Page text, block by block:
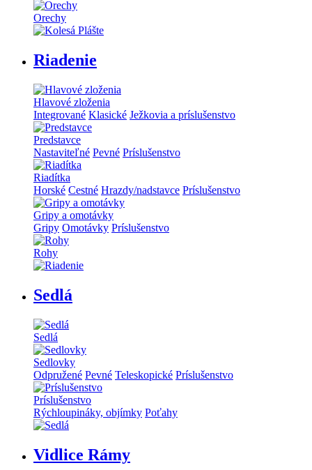
Orechy
Riadenie
Hlavové zloženia
Integrované Klasické Ježkovia a príslušenstvo
Predstavce
Nastaviteľné Pevné Príslušenstvo
Riadítka
Horské Cestné Hrazdy/nadstavce Príslušenstvo
Gripy a omotávky
Gripy Omotávky Príslušenstvo
Rohy
Sedlá
Sedlá
Sedlovky
Odpružené Pevné Teleskopické Príslušenstvo
Príslušenstvo
Rýchloupináky, objímky Poťahy
Vidlice Rámy